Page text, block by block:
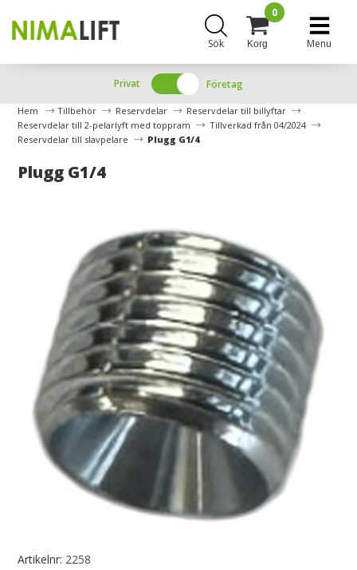
Sök Korg
0
Menu
Privat Företag
Hem Tillbehör Reservdelar
Reservdelar till billyftar
Reservdelar till 2-pelarlyft med toppram
Tillverkad från 04/2024
Reservdelar till slavpelare
Plugg G1/4
Plugg G1/4
Artikelnr: 2258